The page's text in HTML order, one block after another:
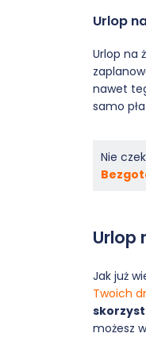
Urlop
Urlop na
nawet
samo
Nie
Urlop
Jak już
Twoich
możesz